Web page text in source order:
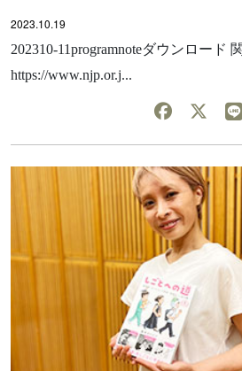
2023.10.19
202310-11programnoteダウンロード
https://www.njp.or.j...